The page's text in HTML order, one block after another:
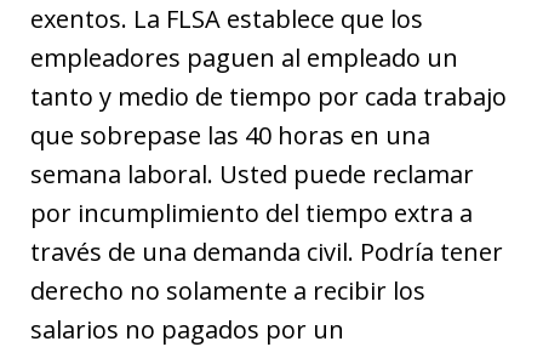
exentos. La FLSA establece que los
empleadores paguen al empleado un
tanto y medio de tiempo por cada trabajo
que sobrepase las 40 horas en una
semana laboral. Usted puede reclamar
por incumplimiento del tiempo extra a
través de una demanda civil. Podría tener
derecho no solamente a recibir los
salarios no pagados por un